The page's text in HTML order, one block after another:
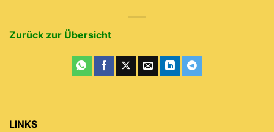
Zurück zur Übersicht
LINKS